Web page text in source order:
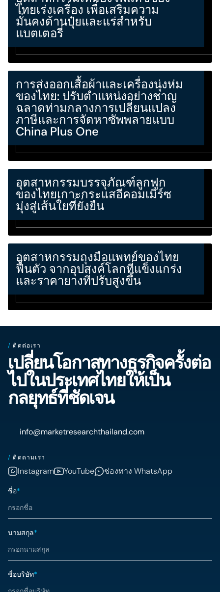
ไทยเร่งเครื่อง เพื่อเสริมความ
มั่นคงด้านปุ๋ยและแร่สำหรับ
แบตเตอรี่
การส่งออกเสื้อผ้าและเครื่องนุ่งห่ม
ของไทย: ปรับตำแหน่งอย่างชาญ
ฉลาดท่ามกลางการเปลี่ยนแปลง
ภาษีและการจัดหาซัพพลายแบบ
China Plus One
อุตสาหกรรมบรรจุภัณฑ์ลูกฟูก
ของไทยเกาะกระแสอีคอมเมิร์ซ
มุ่งสู่เส้นใยที่ยั่งยืน
อุตสาหกรรมถุงมือแพทย์ของไทย
ฟื้นตัว จากอุปสงค์โลกที่แข็งแกร่ง
และราคายางที่ปรับสูงขึ้น
/ ติดต่อเรา
เปลี่ยนโอกาสทางธุรกิจครั้งต่อ
ไปในประเทศไทยให้เป็น
กลยุทธ์ที่ชัดเจน
info@marketresearchthailand.com
/ ติดตามเรา
Instagram YouTube ช่องทาง WhatsApp
ชื่อ*
นามสกุล*
ชื่อบริษัท*